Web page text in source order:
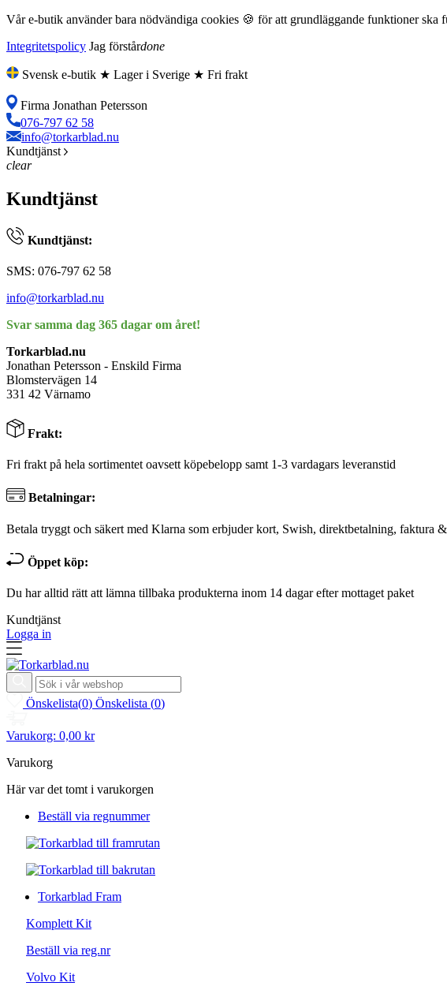
Vår e-butik använder bara nödvändiga cookies 🍪 för att grundläggande funktioner
Integritetspolicy Jag förstårdone
Svensk e-butik ★ Lager i Sverige ★ Fri frakt
Firma Jonathan Petersson
076-797 62 58
info@torkarblad.nu
Kundtjänst
clear
Kundtjänst
Kundtjänst:
SMS: 076-797 62 58
info@torkarblad.nu
Svar samma dag 365 dagar om året!
Torkarblad.nu
Jonathan Petersson - Enskild Firma
Blomstervägen 14
331 42 Värnamo
Frakt:
Fri frakt på hela sortimentet oavsett köpebelopp samt 1-3 vardagars leveranstid
Betalningar:
Betala tryggt och säkert med Klarna som erbjuder kort, Swish, direktbetalning, faktura
Öppet köp:
Du har alltid rätt att lämna tillbaka produkterna inom 14 dagar efter mottaget paket
Kundtjänst
Logga in
Önskelista(0) Önskelista (0)
Varukorg: 0,00 kr
Varukorg
Här var det tomt i varukorgen
Beställ via regnummer
Torkarblad Fram
Komplett Kit
Beställ via reg.nr
Volvo Kit